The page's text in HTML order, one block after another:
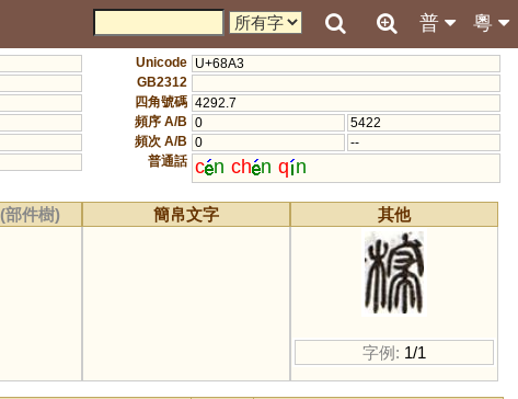
粵
普
Unicode U+68A3
GB2312
四角號碼 4292.7
頻序 A/B 0
5422
頻次 A/B 0
--
普通話 c n ch n q n
(部件樹) 簡帛文字 其他
字例: 1/1